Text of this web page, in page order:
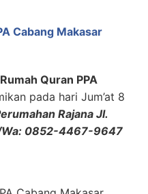
Cabang Makasar
Rumah Quran PPA
pada hari Jum’at 8
Rajana Jl.
Wa: 0852-4467-9647